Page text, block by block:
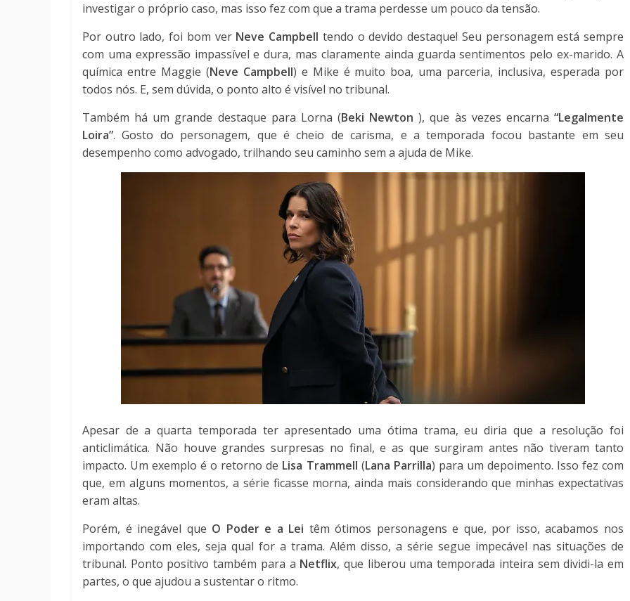
investigar o próprio caso, mas isso fez com que a trama perdesse um pouco da tensão.
Por outro lado, foi bom ver Neve Campbell tendo o devido destaque! Seu personagem está sempre
com uma expressão impassível e dura, mas claramente ainda guarda sentimentos pelo ex-marido. A
química entre Maggie (Neve Campbell) e Mike é muito boa, uma parceria, inclusiva, esperada por
todos nós. E, sem dúvida, o ponto alto é visível no tribunal.
Também há um grande destaque para Lorna (Beki Newton ), que às vezes encarna“Legalmente
Loira”. Gosto do personagem, que é cheio de carisma, e a temporada focou bastante em seu
desempenho como advogado, trilhando seu caminho sem a ajuda de Mike.
Apesar de a quarta temporada ter apresentado uma ótima trama, eu diria que a resolução foi
anticlimática. Não houve grandes surpresas no final, e as que surgiram antes não tiveram tanto
impacto. Um exemplo é o retorno de Lisa Trammell (Lana Parrilla) para um depoimento. Isso fez com
que, em alguns momentos, a série ficasse morna, ainda mais considerando que minhas expectativas
eram altas.
Porém, é inegável que O Poder e a Lei têm ótimos personagens e que, por isso, acabamos nos
importando com eles, seja qual for a trama. Além disso, a série segue impecável nas situações de
tribunal. Ponto positivo também para a Netflix, que liberou uma temporada inteira sem dividi-la em
partes, o que ajudou a sustentar o ritmo.